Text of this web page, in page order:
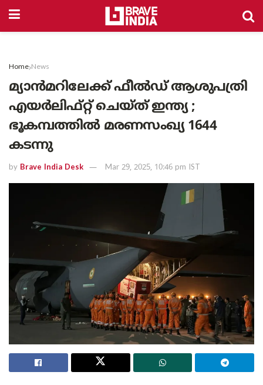
Home News
മ്യാൻമറിലേക്ക് ഫീൽഡ് ആശുപത്രി
എയർലിഫ്റ്റ് ചെയ്ത് ഇന്ത്യ ;
ഭൂകമ്പത്തിൽ മരണസംഖ്യ 1644
കടന്നു
by Brave India Desk Mar 29, 2025, 10:46 pm IST